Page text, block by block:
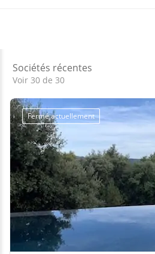
Sociétés récentes
Voir 30 de 30
Fermé actuellement